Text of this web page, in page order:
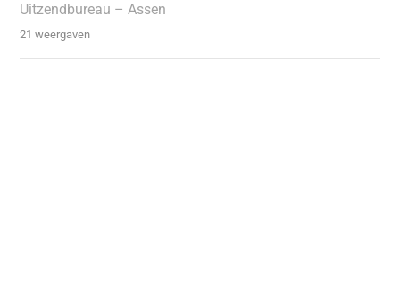
Uitzendbureau – Assen
21 weergaven